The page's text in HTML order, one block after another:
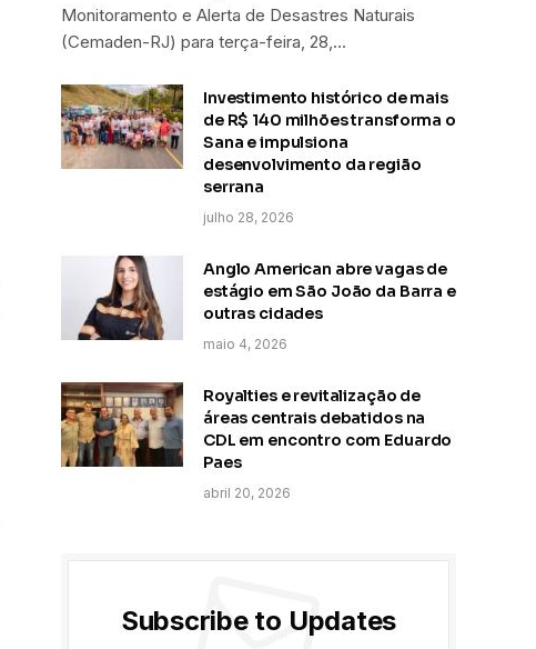
Monitoramento e Alerta de Desastres Naturais
(Cemaden-RJ) para terça-feira, 28,…
Investimento histórico de mais
de R$ 140 milhões transforma o
Sana e impulsiona
desenvolvimento da região
serrana
julho 28, 2026
Anglo American abre vagas de
estágio em São João da Barra e
outras cidades
maio 4, 2026
Royalties e revitalização de
áreas centrais debatidos na
CDL em encontro com Eduardo
Paes
abril 20, 2026
Subscribe to Updates